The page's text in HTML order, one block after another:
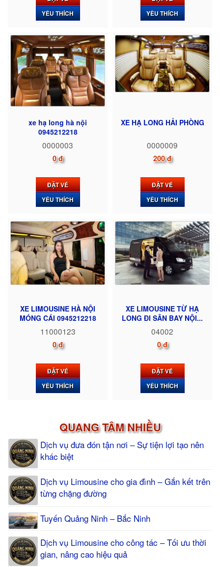
YÊU THÍCH
YÊU THÍCH
xe hạ long hà nội
0945212218
0000003
0 đ
ĐẶT VÉ
YÊU THÍCH
XE HẠ LONG HẢI PHÒNG
0000009
200 đ
ĐẶT VÉ
YÊU THÍCH
XE LIMOUSINE HÀ NỘI
MÓNG CÁI 0945212218
11000123
0 đ
ĐẶT VÉ
YÊU THÍCH
XE LIMOUSINE TỪ HẠ
LONG ĐI SÂN BAY NỘI...
04002
0 đ
ĐẶT VÉ
YÊU THÍCH
QUANG TÂM NHIỀU
Dịch vụ đưa đón tận nơi – Sự tiện lợi tạo nên
khác biệt
Dịch vụ Limousine cho gia đình – Gắn kết trên
từng chặng đường
Tuyến Quảng Ninh – Bắc Ninh
Dịch vụ Limousine cho công tác – Tối ưu thời
gian, nâng cao hiệu quả